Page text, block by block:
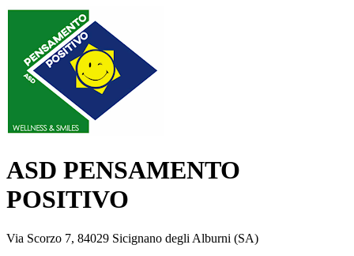
ASD PENSAMENTO
POSITIVO
Via Scorzo 7, 84029 Sicignano degli Alburni (SA)